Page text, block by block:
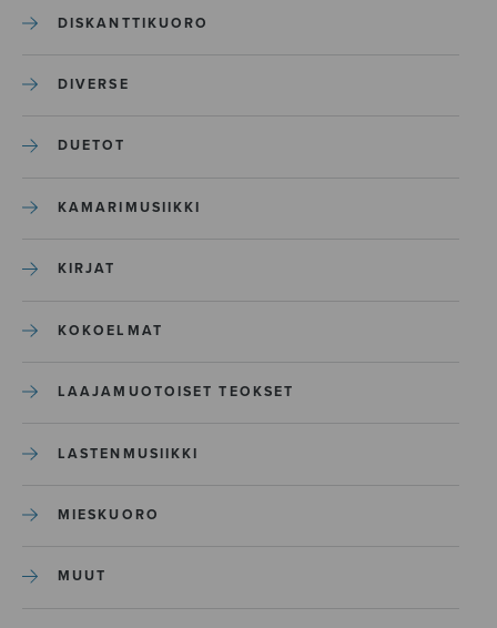
DISKANTTIKUORO
DIVERSE
DUETOT
KAMARIMUSIIKKI
KIRJAT
KOKOELMAT
LAAJAMUOTOISET TEOKSET
LASTENMUSIIKKI
MIESKUORO
MUUT